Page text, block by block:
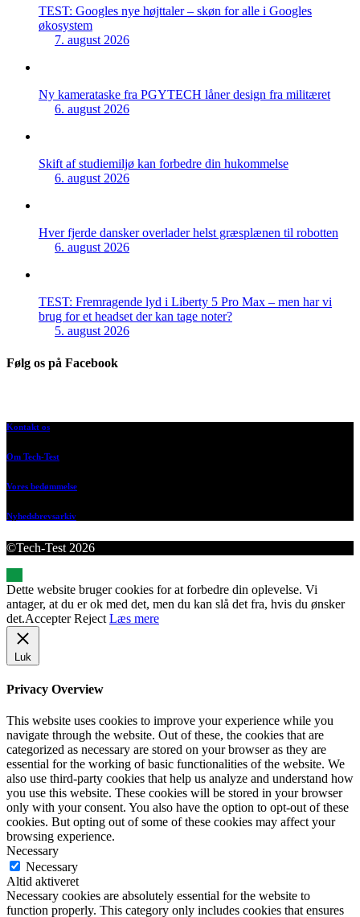
TEST: Googles nye højttaler – skøn for alle i Googles
økosystem
7. august 2026
Ny kamerataske fra PGYTECH låner design fra militæret
6. august 2026
Skift af studiemiljø kan forbedre din hukommelse
6. august 2026
Hver fjerde dansker overlader helst græsplænen til robotten
6. august 2026
TEST: Fremragende lyd i Liberty 5 Pro Max – men har vi
brug for et headset der kan tage noter?
5. august 2026
Følg os på Facebook
Kontakt os
Om Tech-Test
Vores bedømmelse
Nyhedsbrevsarkiv
©Tech-Test 2026
Dette website bruger cookies for at forbedre din oplevelse. Vi
antager, at du er ok med det, men du kan slå det fra, hvis du ønsker
det.Accepter Reject Læs mere
Luk
Privacy Overview
This website uses cookies to improve your experience while you
navigate through the website. Out of these, the cookies that are
categorized as necessary are stored on your browser as they are
essential for the working of basic functionalities of the website. We
also use third-party cookies that help us analyze and understand how
you use this website. These cookies will be stored in your browser
only with your consent. You also have the option to opt-out of these
cookies. But opting out of some of these cookies may affect your
browsing experience.
Necessary
Necessary
Altid aktiveret
Necessary cookies are absolutely essential for the website to
function properly. This category only includes cookies that ensures